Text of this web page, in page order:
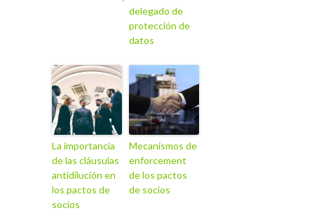
delegado de
protección de
datos
La importancia
de las cláusulas
antidilución en
los pactos de
socios
Mecanismos de
enforcement
de los pactos
de socios